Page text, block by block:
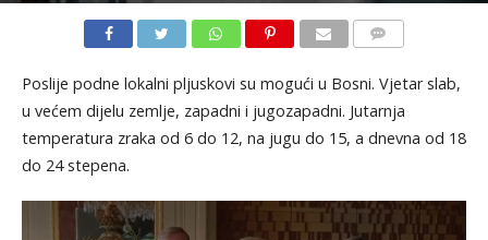
Poslije podne lokalni pljuskovi su mogući u Bosni. Vjetar slab,
u većem dijelu zemlje, zapadni i jugozapadni. Jutarnja
temperatura zraka od 6 do 12, na jugu do 15, a dnevna od 18
do 24 stepena.